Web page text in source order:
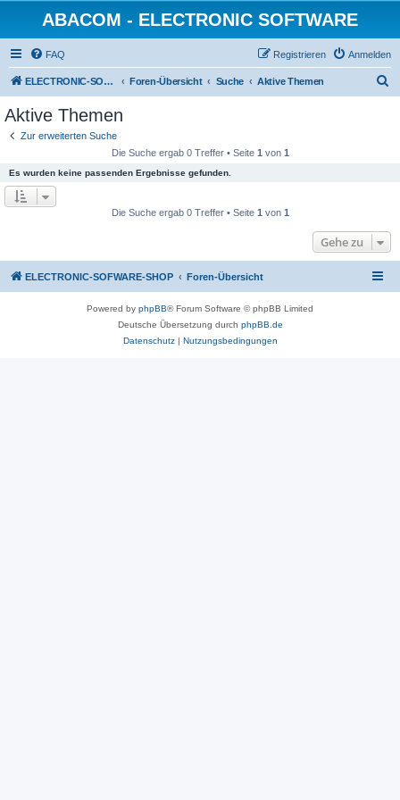
ABACOM - ELECTRONIC SOFTWARE
FAQ Anmelden
Registrieren
ELECTRONIC-SOFWARE-SHOP Foren-Übersicht Suche Aktive Themen
Aktive Themen
Zur erweiterten Suche
Die Suche ergab 0 Treffer • Seite 1 von 1
Es wurden keine passenden Ergebnisse gefunden.
Die Suche ergab 0 Treffer • Seite 1 von 1
Gehe zu
ELECTRONIC-SOFWARE-SHOP Foren-Übersicht
Powered by phpBB® Forum Software © phpBB Limited
Deutsche Übersetzung durch phpBB.de
Datenschutz| Nutzungsbedingungen